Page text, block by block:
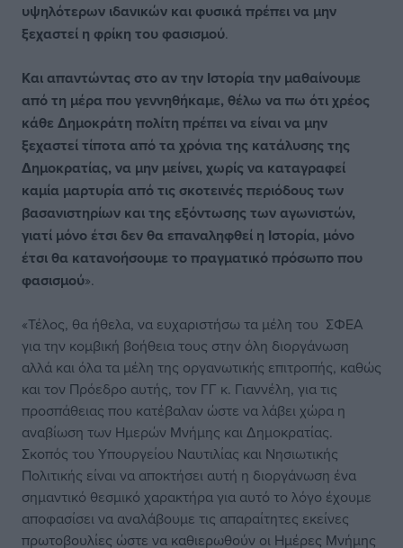
υψηλότερων ιδανικών και φυσικά πρέπει να μην
ξεχαστεί η φρίκη του φασισμού.
Και απαντώντας στο αν την Ιστορία την μαθαίνουμε
από τη μέρα που γεννηθήκαμε, θέλω να πω ότι χρέος
κάθε Δημοκράτη πολίτη πρέπει να είναι να μην
ξεχαστεί τίποτα από τα χρόνια της κατάλυσης της
Δημοκρατίας, να μην μείνει, χωρίς να καταγραφεί
καμία μαρτυρία από τις σκοτεινές περιόδους των
βασανιστηρίων και της εξόντωσης των αγωνιστών,
γιατί μόνο έτσι δεν θα επαναληφθεί η Ιστορία, μόνο
έτσι θα κατανοήσουμε το πραγματικό πρόσωπο που
φασισμού».
«Τέλος, θα ήθελα, να ευχαριστήσω τα μέλη του ΣΦΕΑ
για την κομβική βοήθεια τους στην όλη διοργάνωση
αλλά και όλα τα μέλη της οργανωτικής επιτροπής, καθώς
και τον Πρόεδρο αυτής, τον ΓΓ κ. Γιαννέλη, για τις
προσπάθειας που κατέβαλαν ώστε να λάβει χώρα η
αναβίωση των Ημερών Μνήμης και Δημοκρατίας.
Σκοπός του Υπουργείου Ναυτιλίας και Νησιωτικής
Πολιτικής είναι να αποκτήσει αυτή η διοργάνωση ένα
σημαντικό θεσμικό χαρακτήρα για αυτό το λόγο έχουμε
αποφασίσει να αναλάβουμε τις απαραίτητες εκείνες
πρωτοβουλίες ώστε να καθιερωθούν οι Ημέρες Μνήμης